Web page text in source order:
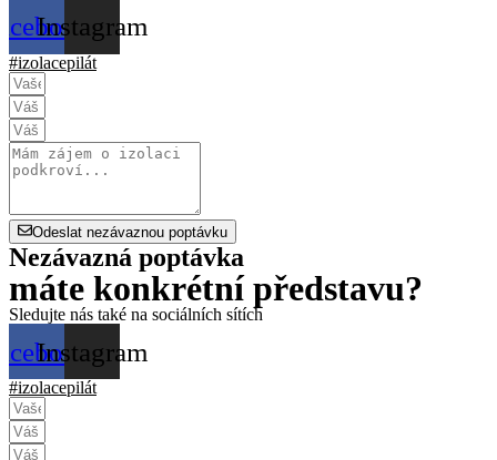
Instagram
#izolacepilát
Odeslat nezávaznou poptávku
Nezávazná poptávka
máte konkrétní představu?
Sledujte nás také na sociálních sítích
Instagram
#izolacepilát